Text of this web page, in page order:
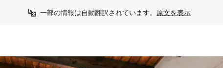
一部の情報は自動翻訳されています。 原文を表示